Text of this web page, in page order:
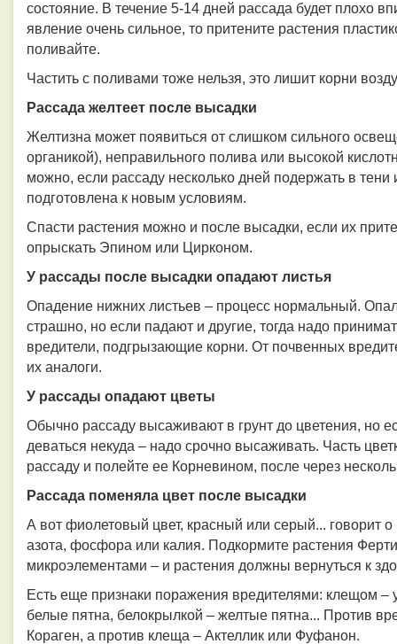
состояние. В течение 5-14 дней рассада будет плохо
явление очень сильное, то притените растения
поливайте.
Частить с поливами тоже нельзя, это лишит корни
Рассада желтеет после высадки
Желтизна может появиться от слишком сильного
органикой), неправильного полива или высокой
можно, если рассаду несколько дней подержать в тени
подготовлена к новым условиям.
Спасти растения можно и после высадки, если их
опрыскать Эпином или Цирконом.
У рассады после высадки опадают листья
Опадение нижних листьев – процесс нормальный.
страшно, но если падают и другие, тогда надо
вредители, подгрызающие корни. От почвенных
их аналоги.
У рассады опадают цветы
Обычно рассаду высаживают в грунт до цветения, но
деваться некуда – надо срочно высаживать. Часть
рассаду и полейте ее Корневином, после через
Рассада поменяла цвет после высадки
А вот фиолетовый цвет, красный или серый... говорит
азота, фосфора или калия. Подкормите растения
микроэлементами – и растения должны вернуться к
Есть еще признаки поражения вредителями: клещом –
белые пятна, белокрылкой – желтые пятна... Против
Кораген, а против клеща – Актеллик или Фуфанон.